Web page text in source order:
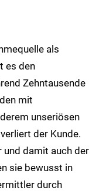
als
es den
Zehntausende
mit
unseriösen
der Kunde.
und damit auch der
sie bewusst in
durch